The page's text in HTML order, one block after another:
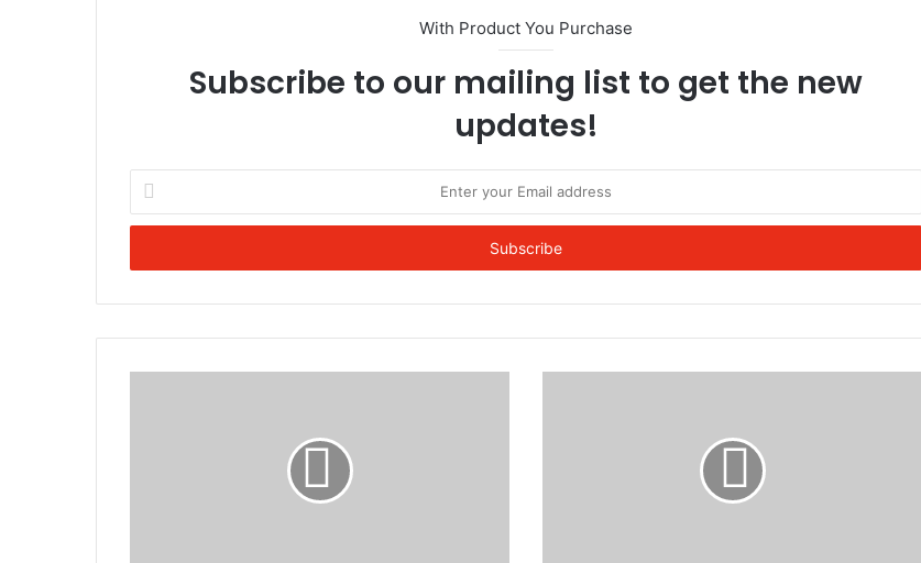
With Product You Purchase
Subscribe to our mailing list to get the new
updates!
your
Email